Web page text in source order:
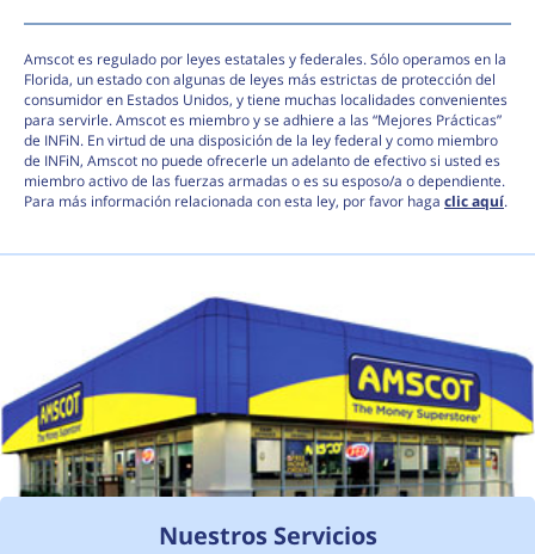
Amscot es regulado por leyes estatales y federales. Sólo operamos en la
Florida, un estado con algunas de leyes más estrictas de protección del
consumidor en Estados Unidos, y tiene muchas localidades convenientes
para servirle. Amscot es miembro y se adhiere a las “Mejores Prácticas”
de INFiN. En virtud de una disposición de la ley federal y como miembro
de INFiN, Amscot no puede ofrecerle un adelanto de efectivo si usted es
miembro activo de las fuerzas armadas o es su esposo/a o dependiente.
Para más información relacionada con esta ley, por favor haga clic aquí.
Nuestros Servicios